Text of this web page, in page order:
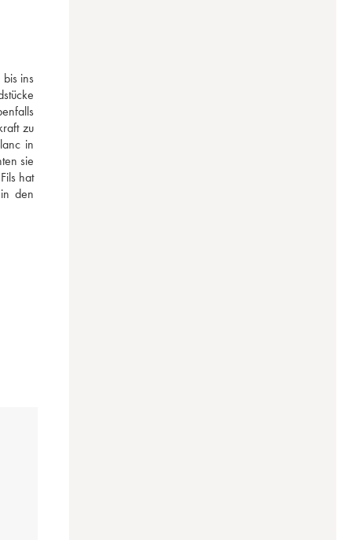
ins
zu
in
sie
hat
den